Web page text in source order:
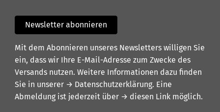
Newsletter abonnieren
Mit dem Abonnieren unseres Newsletters willigen Sie
ein, dass wir Ihre E-Mail-Adresse zum Zwecke des
Versands nutzen. Weitere Informationen dazu finden
Sie in unserer → Datenschutzerklärung. Eine
Abmeldung ist jederzeit über → diesen Link möglich.